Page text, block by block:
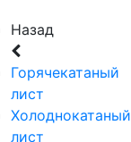
Назад
Горячекатаный
лист
Холоднокатаный
лист